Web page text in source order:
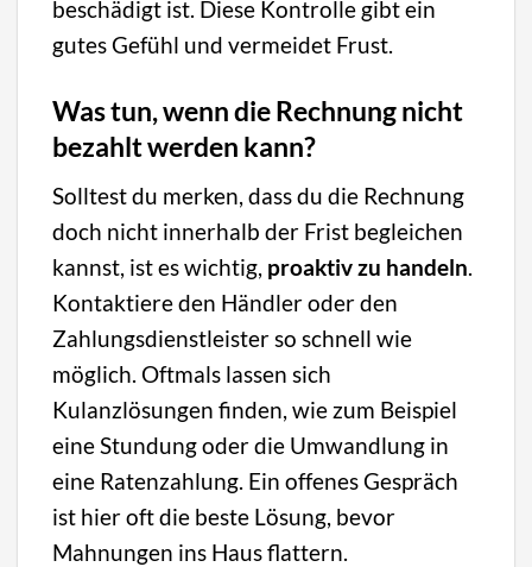
beschädigt ist. Diese Kontrolle gibt ein
gutes Gefühl und vermeidet Frust.
Was tun, wenn die Rechnung nicht
bezahlt werden kann?
Solltest du merken, dass du die Rechnung
doch nicht innerhalb der Frist begleichen
kannst, ist es wichtig, proaktiv zu handeln
Kontaktiere den Händler oder den
Zahlungsdienstleister so schnell wie
möglich. Oftmals lassen sich
Kulanzlösungen finden, wie zum Beispiel
eine Stundung oder die Umwandlung in
eine Ratenzahlung. Ein offenes Gespräch
ist hier oft die beste Lösung, bevor
Mahnungen ins Haus flattern.